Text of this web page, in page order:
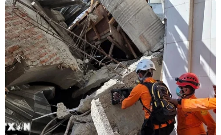
Hệ thống ngân hàng Mỹ an toàn bất chấp
SVB và Signature Bank sụp đổ
15/04/2023 07:21
Các cơ quan quản lý Mỹ đã thực hiện một số biện pháp
khẩn cấp quan trọng trong những ngày sau đó và
dường như các biện pháp này đã giúp xoa dịu tình hình
thị trường tài chính.